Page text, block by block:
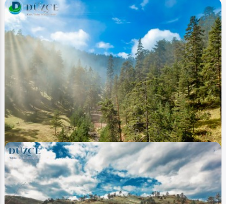
Image Şehir Merkezi - City Centrum
Akçakoca (Sahil Beach)
Ahmet Bozdemir 0 9302 0